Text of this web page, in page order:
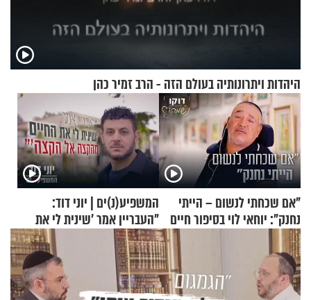
היהדות ויתרונותיה בעולם הזה - הרב זמיר כהן
"אם שכחתי לנשום – הייתי
נחנק": יוחאי לוי בסיפור חיים
מעורר השראה
המשפיע(נ)ים | יוני דוד:
"העבריין אמר 'שינית לי את
החיים מהקצה אל הקצה'"